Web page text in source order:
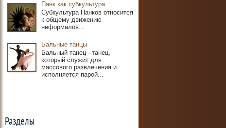
Панк как субкультура
Субкультура Панков относится
к общему движению
неформалов...
Бальные танцы
Бальный танец - танец,
который служит для
массового развлечения и
исполняется парой...
Разделы